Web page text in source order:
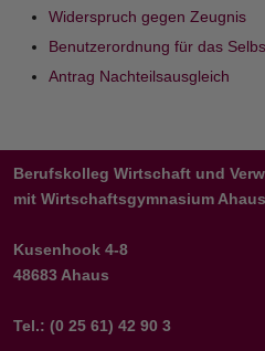
Widerspruch gegen Zeugnis
Benutzerordnung für das
Antrag Nachteilsausgleich
Berufskolleg Wirtschaft und
mit Wirtschaftsgymnasium Ahaus
Kusenhook 4-8
48683 Ahaus
Tel.: (0 25 61) 42 90 3